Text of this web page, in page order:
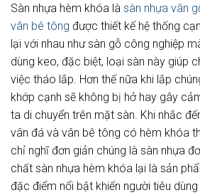
Sàn nhựa hèm khóa là sàn nhựa vân
vân bê tông được thiết kế hệ thống
lại với nhau như sàn gỗ công nghiệp
dùng keo, đặc biệt, loại sàn này giúp
việc tháo lắp. Hơn thế nữa khi lắp
khớp cạnh sẽ không bị hở hay gây
ta di chuyển trên mặt sàn. Khi nhắc
vân đá và vân bê tông có hèm khóa
chỉ nghĩ đơn giản chúng là sàn nhựa
chất sàn nhựa hèm khóa lại là sản
đặc điểm nổi bật khiến người tiêu